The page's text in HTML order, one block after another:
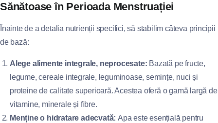
Sănătoase în Perioada Menstruației
Înainte de a detalia nutrienții specifici, să stabilim câteva principii
de bază:
Alege alimente integrale, neprocesate: Bazată pe fructe,
legume, cereale integrale, leguminoase, semințe, nuci și
proteine de calitate superioară. Acestea oferă o gamă largă de
vitamine, minerale și fibre.
Menține o hidratare adecvată: Apa este esențială pentru